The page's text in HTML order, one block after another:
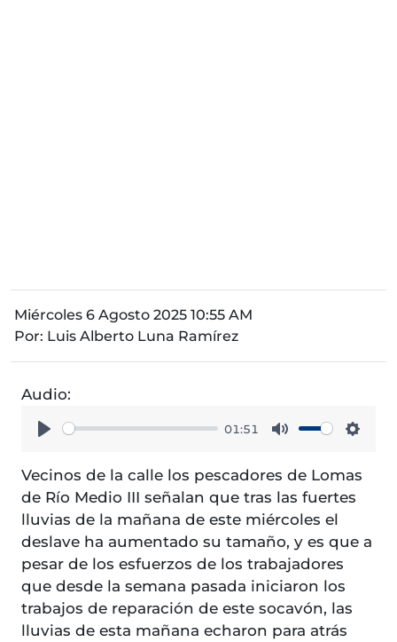
Miércoles 6 Agosto 2025 10:55 AM
Por: Luis Alberto Luna Ramírez
Audio:
01:51
Vecinos de la calle los pescadores de Lomas
de Río Medio III señalan que tras las fuertes
lluvias de la mañana de este miércoles el
deslave ha aumentado su tamaño, y es que a
pesar de los esfuerzos de los trabajadores
que desde la semana pasada iniciaron los
trabajos de reparación de este socavón, las
lluvias de esta mañana echaron para atrás